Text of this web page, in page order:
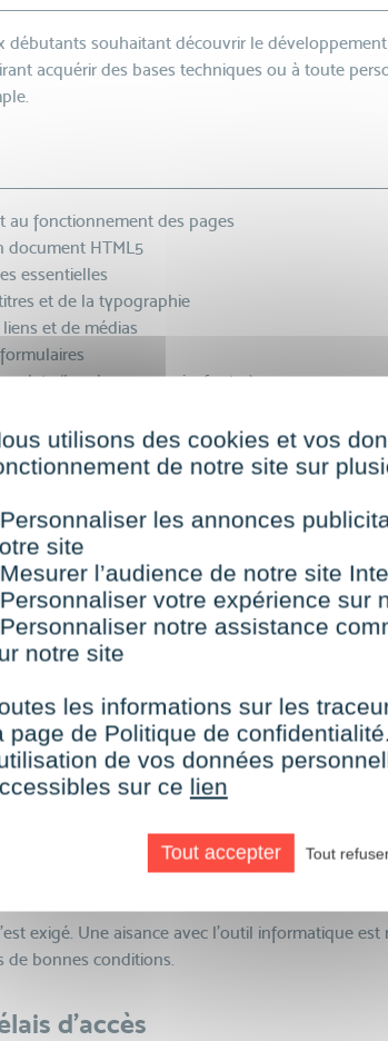
débutants souhaitant découvrir le
acquérir des bases techniques ou à toute
au fonctionnement des pages
document HTML5
essentielles
et de la typographie
et de médias
(header, nav, main, footer)
et concepts clés
plans et bordures
de boîte
en page avec Flexbox
CSS Grid
de display
et effets visuels simples
design
pratiques mobiles
fondamentaux
du code HTML/CSS
des attentes
visuelle
exigé. Une aisance avec l’outil informatique est
bonnes conditions.
d'accès
utilisons des cookies et vos
de notre site sur
Personnaliser les annonces
site
Mesurer l’audience de notre site
Personnaliser votre expérience sur
Personnaliser notre assistance
notre site
les informations sur les
page de Politique de
de vos données
sur ce lien
Tout accepter Tout